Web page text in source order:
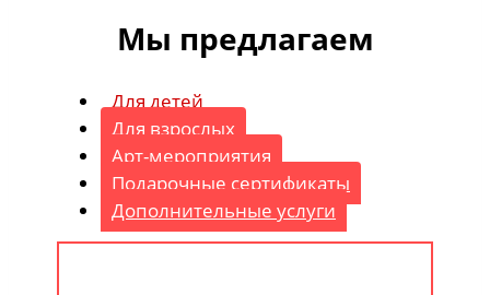
Мы предлагаем
Для детей
Для взрослых
Арт-мероприятия
Подарочные сертификаты
Дополнительные услуги